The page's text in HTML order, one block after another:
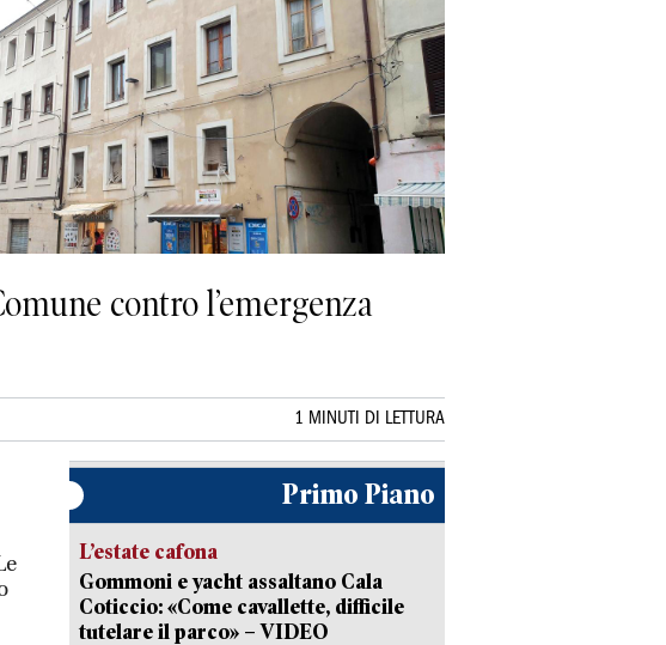
contro l’emergenza
1 MINUTI DI LETTURA
Primo Piano
L’estate cafona
Gommoni e yacht assaltano Cala
Coticcio: «Come cavallette, difficile
tutelare il parco» – VIDEO